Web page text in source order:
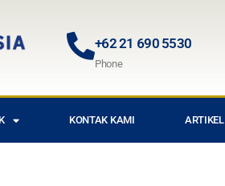
+62 21 690 5530
Phone
KONTAK KAMI ARTIKEL